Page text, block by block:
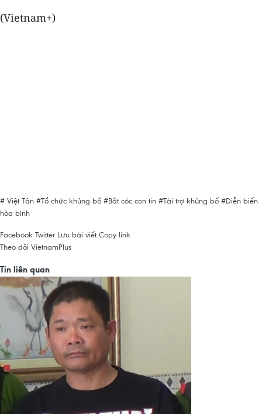
(Vietnam+)
# Việt Tân #Tổ chức khủng bố #Bắt cóc con tin #Tài trợ khủng bố #Diễn biến
hòa bình
Facebook Twitter Lưu bài viết Copy link
Theo dõi VietnamPlus
Tin liên quan